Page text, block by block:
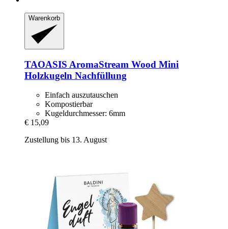
Warenkorb
TAOASIS AromaStream Wood Mini
Holzkugeln Nachfüllung
Einfach auszutauschen
Kompostierbar
Kugeldurchmesser: 6mm
€ 15,09
Zustellung bis 13. August